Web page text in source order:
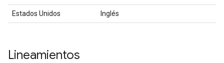
Estados Unidos Inglés
Lineamientos